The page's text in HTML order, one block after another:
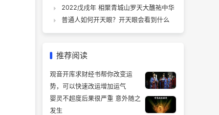
2022戊戌年 相聚青城山罗天大醮祐中华
普通人如何开天眼？开天眼会看到什么
推荐阅读
观音开库求财经书帮你改变运
势，可以快速改运增加运气
婴灵不超度后果很严重 意外随之
发生